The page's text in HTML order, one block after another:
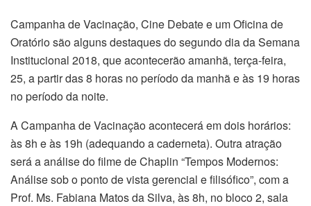
Campanha de Vacinação, Cine Debate e um Oficina de
Oratório são alguns destaques do segundo dia da Semana
Institucional 2018, que acontecerão amanhã, terça-feira,
25, a partir das 8 horas no período da manhã e às 19 horas
no período da noite.
A Campanha de Vacinação acontecerá em dois horários:
às 8h e às 19h (adequando a caderneta). Outra atração
será a análise do filme de Chaplin “Tempos Modernos:
Análise sob o ponto de vista gerencial e filisófico”, com a
Prof. Ms. Fabiana Matos da Silva, às 8h, no bloco 2, sala